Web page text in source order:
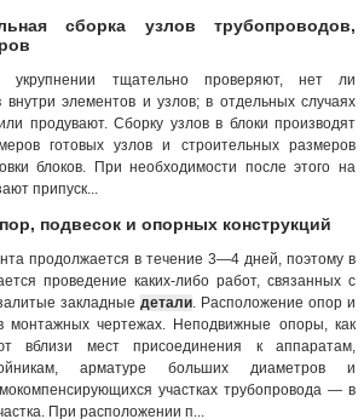
сборка узлов трубопроводов,
укрупнении тщательно проверяют, нет ли
внутри элементов и узлов; в отдельных случаях
продувают. Сборку узлов в блоки производят
готовых узлов и строительных размеров
блоков. При необходимости после этого на
припуск...
подвесок и опорных конструкций
продолжается в течение 3—4 дней, поэтому в
проведение каких-либо работ, связанных с
закладные детали . Расположение опор и
монтажных чертежах. Неподвижные опоры, как
вблизи мест присоединения к аппаратам,
арматуре больших диаметров и
участках трубопровода — в
При расположении п...